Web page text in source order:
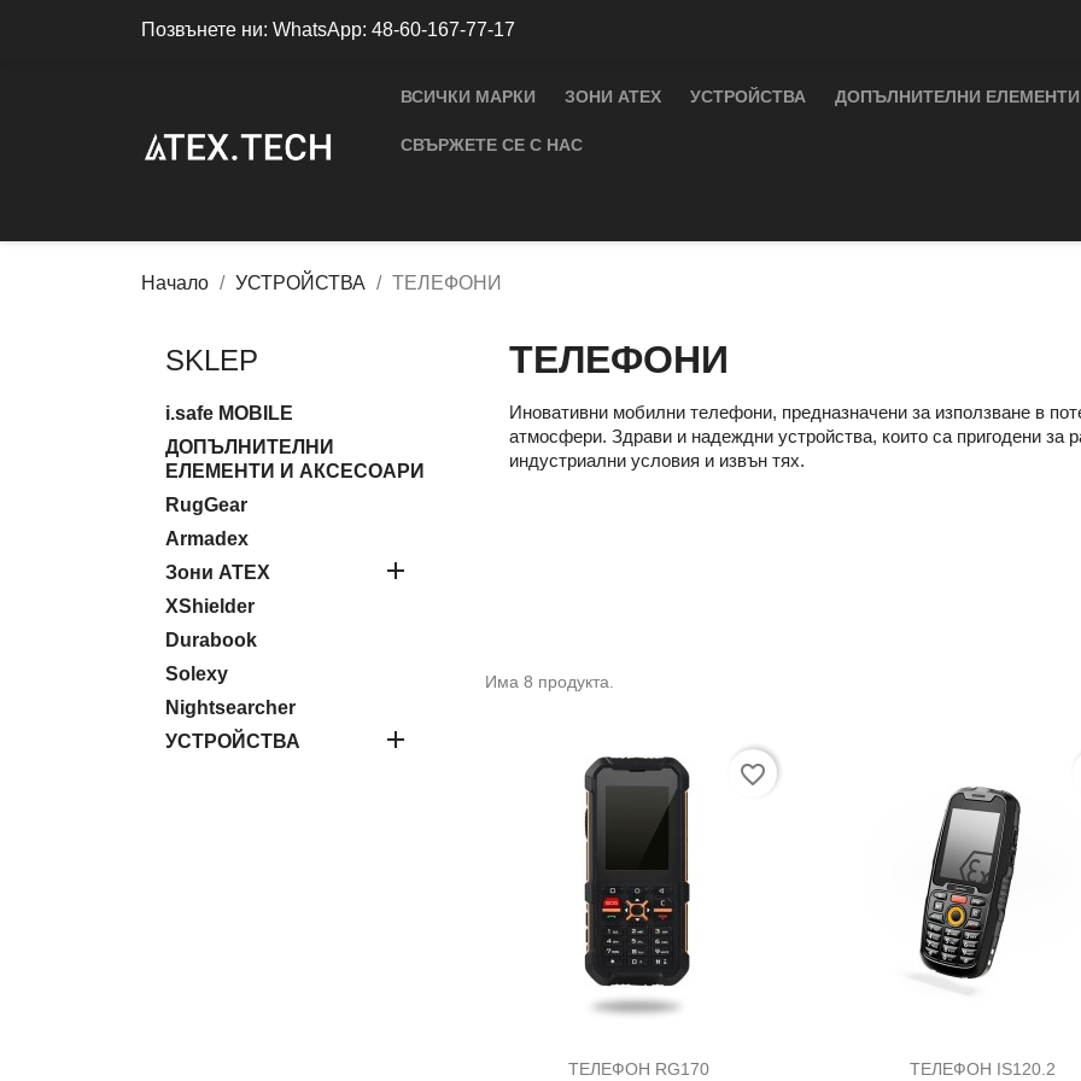
Позвънете ни: WhatsApp: 48-60-167-77-17
ВСИЧКИ МАРКИ ЗОНИ ATEX УСТРОЙСТВА ДОПЪЛНИТЕЛНИ
СВЪРЖЕТЕ СЕ С НАС
Начало УСТРОЙСТВА ТЕЛЕФОНИ
SKLEP
i.safe MOBILE
ДОПЪЛНИТЕЛНИ
ЕЛЕМЕНТИ И АКСЕСОАРИ
RugGear
Armadex
Зони ATEX

XShielder
Durabook
Solexy
Nightsearcher
УСТРОЙСТВА

ТЕЛЕФОНИ
Иновативни мобилни телефони, предназначени за използване в
атмосфери. Здрави и надеждни устройства, които са пригодени за
индустриални условия и извън тях.
Има 8 продукта.
Бърз преглед
ТЕЛЕФОН RG170
favorite_border
Бърз преглед
ТЕЛЕФОН IS120.2